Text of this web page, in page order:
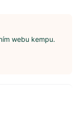
webu kempu.